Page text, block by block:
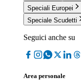
Speciali Europei
Speciale Scudetti
Seguici anche su
Area personale